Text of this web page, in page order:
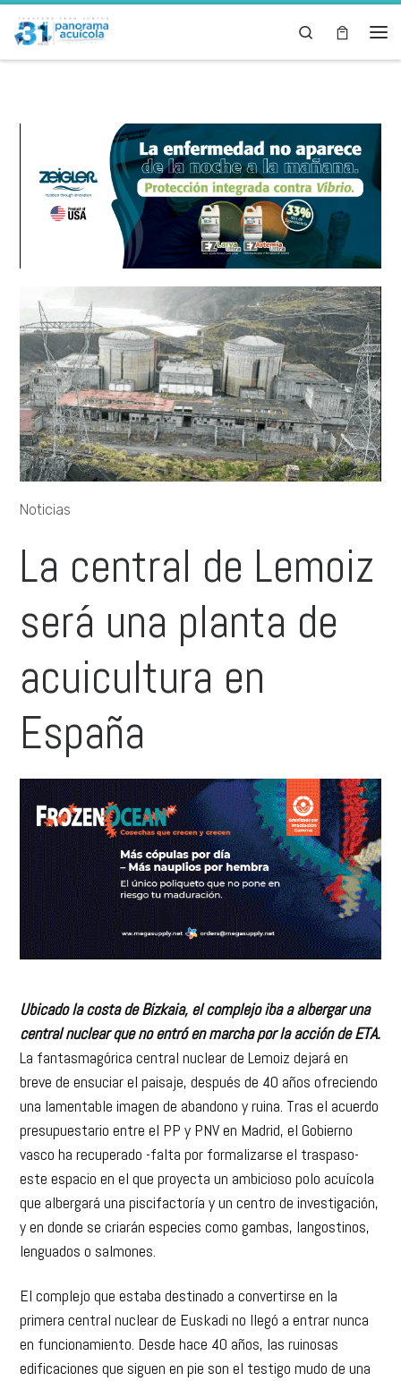
Skip to content Search
Noticias
La central de Lemoiz
será una planta de
acuicultura en
España
Ubicado la costa de Bizkaia, el complejo iba a albergar una
central nuclear que no entró en marcha por la acción de ETA.
La fantasmagórica central nuclear de Lemoiz dejará en
breve de ensuciar el paisaje, después de 40 años ofreciendo
una lamentable imagen de abandono y ruina. Tras el acuerdo
presupuestario entre el PP y PNV en Madrid, el Gobierno
vasco ha recuperado -falta por formalizarse el traspaso-
este espacio en el que proyecta un ambicioso polo acuícola
que albergará una piscifactoría y un centro de investigación,
y en donde se criarán especies como gambas, langostinos,
lenguados o salmones.
El complejo que estaba destinado a convertirse en la
primera central nuclear de Euskadi no llegó a entrar nunca
en funcionamiento. Desde hace 40 años, las ruinosas
edificaciones que siguen en pie son el testigo mudo de una